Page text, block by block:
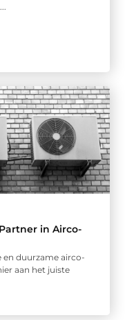
in Airco-
en duurzame airco-
aan het juiste